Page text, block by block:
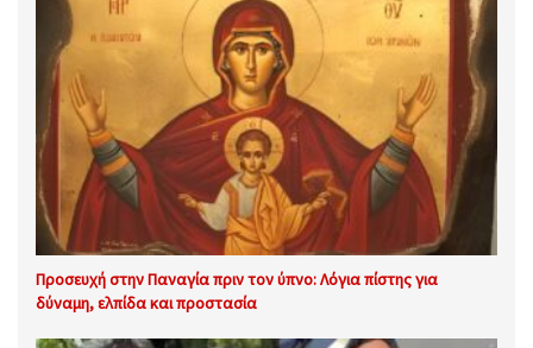
Προσευχή στην Παναγία πριν τον ύπνο: Λόγια πίστης για
δύναμη, ελπίδα και προστασία